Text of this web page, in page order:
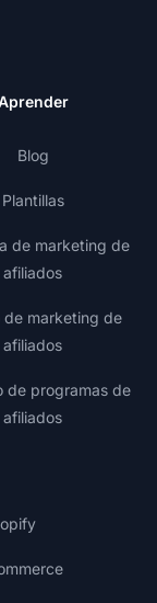
Blog
Plantillas
de marketing de
afiliados
de marketing de
afiliados
de programas de
afiliados